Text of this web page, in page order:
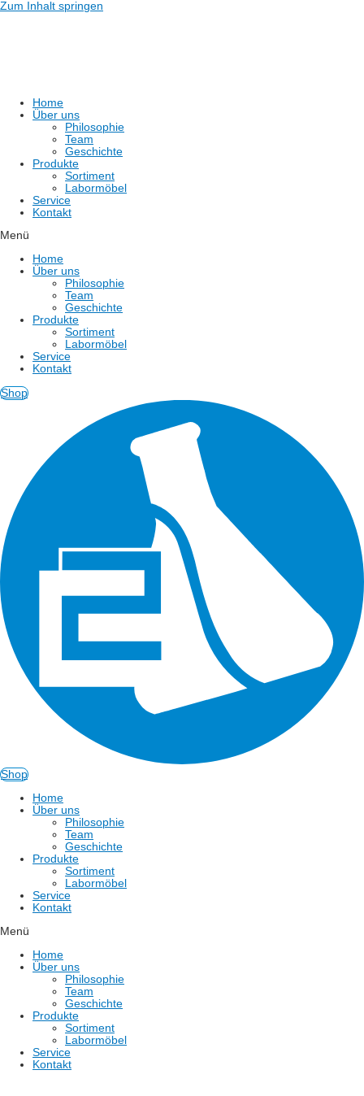
Zum Inhalt springen
Home
Über uns
Philosophie
Team
Geschichte
Produkte
Sortiment
Labormöbel
Service
Kontakt
Menü
Home
Über uns
Philosophie
Team
Geschichte
Produkte
Sortiment
Labormöbel
Service
Kontakt
Shop
Shop
Home
Über uns
Philosophie
Team
Geschichte
Produkte
Sortiment
Labormöbel
Service
Kontakt
Menü
Home
Über uns
Philosophie
Team
Geschichte
Produkte
Sortiment
Labormöbel
Service
Kontakt